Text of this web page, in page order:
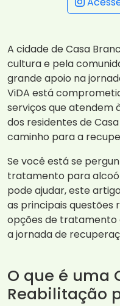
A cidade de Casa
cultura e pela
grande apoio na
ViDA está
serviços que atendem
dos residentes de
caminho para a
Se você está se
tratamento para
pode ajudar, este
as principais questões
opções de tratamento
a jornada de
O que é uma
Reabilitação